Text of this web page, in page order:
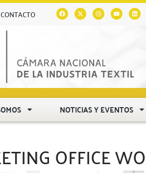
CONTACTO
NOTICIAS Y EVENTOS
OFFICE